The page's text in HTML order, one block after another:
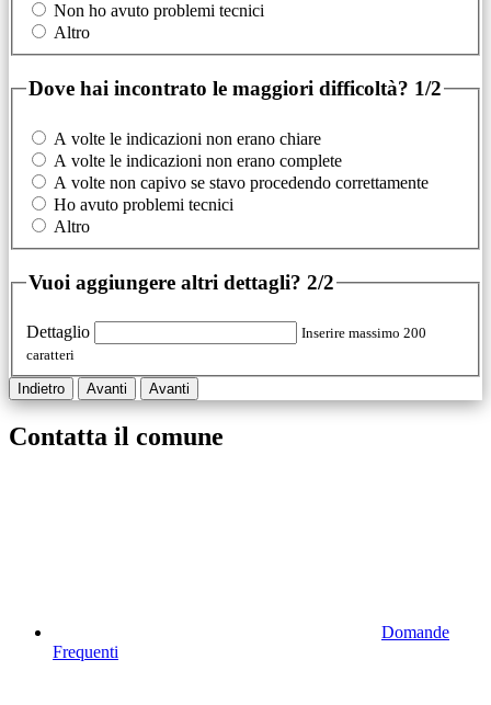
Non ho avuto problemi tecnici
Altro
Dove hai incontrato le maggiori difficoltà? 1/2
A volte le indicazioni non erano chiare
A volte le indicazioni non erano complete
A volte non capivo se stavo procedendo correttamente
Ho avuto problemi tecnici
Altro
Vuoi aggiungere altri dettagli? 2/2
Dettaglio
Inserire massimo 200
caratteri
Indietro Avanti Avanti
Contatta il comune
Domande
Frequenti